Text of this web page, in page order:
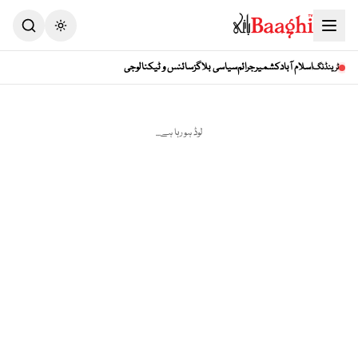
Toggle theme
ٹرینڈنگاسلام آبادکشمیرجرائمسیاسی بلاگزسائنس و ٹیکنالوجی
لوڈ ہو رہا ہے...